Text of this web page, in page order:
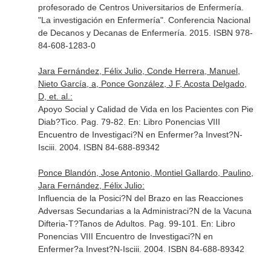
profesorado de Centros Universitarios de Enfermería.
"La investigación en Enfermería". Conferencia Nacional
de Decanos y Decanas de Enfermería. 2015. ISBN 978-
84-608-1283-0
Jara Fernández, Félix Julio, Conde Herrera, Manuel,
Nieto García, a, Ponce González, J F, Acosta Delgado,
D, et. al.:
Apoyo Social y Calidad de Vida en los Pacientes con Pie
Diab?Tico. Pag. 79-82. En: Libro Ponencias VIII
Encuentro de Investigaci?N en Enfermer?a Invest?N-
Isciii. 2004. ISBN 84-688-89342
Ponce Blandón, Jose Antonio, Montiel Gallardo, Paulino,
Jara Fernández, Félix Julio:
Influencia de la Posici?N del Brazo en las Reacciones
Adversas Secundarias a la Administraci?N de la Vacuna
Difteria-T?Tanos de Adultos. Pag. 99-101. En: Libro
Ponencias VIII Encuentro de Investigaci?N en
Enfermer?a Invest?N-Isciii. 2004. ISBN 84-688-89342